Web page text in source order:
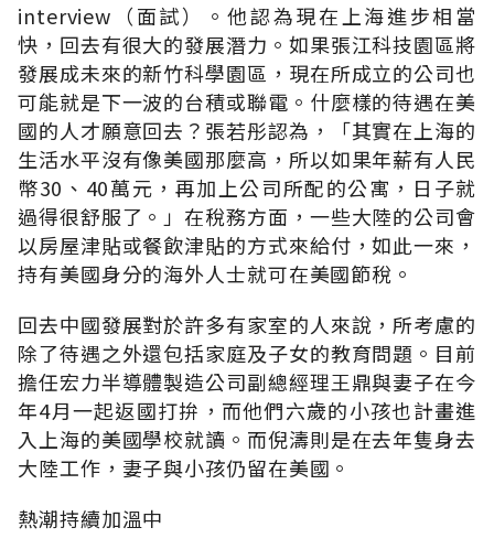
interview（面試）。他認為現在上海進步相當
快，回去有很大的發展潛力。如果張江科技園區將
發展成未來的新竹科學園區，現在所成立的公司也
可能就是下一波的台積或聯電。什麼樣的待遇在美
國的人才願意回去？張若彤認為，「其實在上海的
生活水平沒有像美國那麼高，所以如果年薪有人民
幣30、40萬元，再加上公司所配的公寓，日子就
過得很舒服了。」在稅務方面，一些大陸的公司會
以房屋津貼或餐飲津貼的方式來給付，如此一來，
持有美國身分的海外人士就可在美國節稅。
回去中國發展對於許多有家室的人來說，所考慮的
除了待遇之外還包括家庭及子女的教育問題。目前
擔任宏力半導體製造公司副總經理王鼎與妻子在今
年4月一起返國打拚，而他們六歲的小孩也計畫進
入上海的美國學校就讀。而倪濤則是在去年隻身去
大陸工作，妻子與小孩仍留在美國。
熱潮持續加溫中